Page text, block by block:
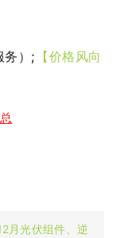
务 ）; 【价格风向
月光伏组件、逆